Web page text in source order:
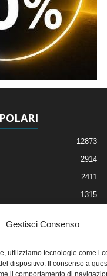
Gestisci Consenso
utilizziamo tecnologie come i
dispositivo. Il consenso a
il comportamento di
12873
2914
2411
1315